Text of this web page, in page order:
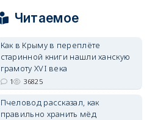
Читаемое
Как в Крыму в переплёте
старинной книги нашли ханскую
грамоту XVI века
1 36825
Пчеловод рассказал, как
правильно хранить мёд